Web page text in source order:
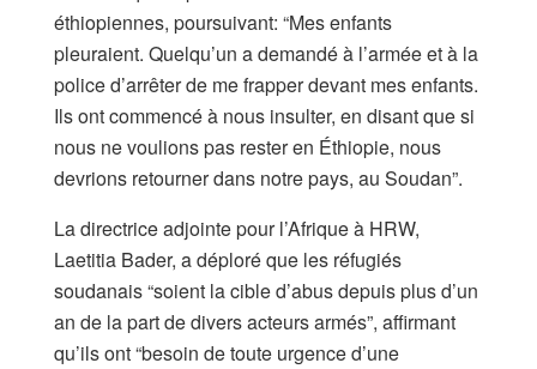
éthiopiennes, poursuivant: “Mes enfants
pleuraient. Quelqu’un a demandé à l’armée et à la
police d’arrêter de me frapper devant mes enfants.
Ils ont commencé à nous insulter, en disant que si
nous ne voulions pas rester en Éthiopie, nous
devrions retourner dans notre pays, au Soudan”.
La directrice adjointe pour l’Afrique à HRW,
Laetitia Bader, a déploré que les réfugiés
soudanais “soient la cible d’abus depuis plus d’un
an de la part de divers acteurs armés”, affirmant
qu’ils ont “besoin de toute urgence d’une